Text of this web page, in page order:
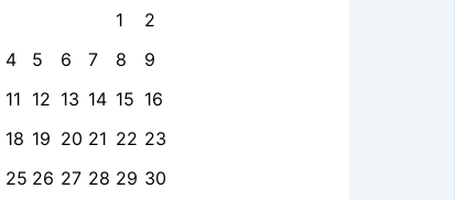
1
2
4 5 6 7 8
9
11 12 13 14 15 16
18 19 20 21 22 23
25 26 27 28 29 30